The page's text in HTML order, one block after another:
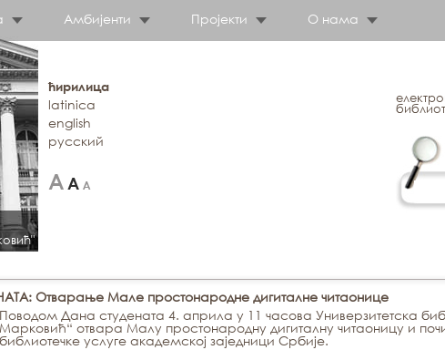
Амбијенти Пројекти О нама
ћирилица
latinica
english
русский
Отварање Мале простонародне дигиталне читаонице
Поводом Дана студената 4. априла у 11 часова Универзитетска
Марковић“ отвара Малу простонародну дигиталну читаоницу и
библиотечке услуге академској заједници Србије.